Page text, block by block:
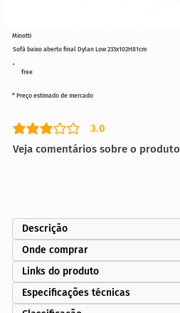
free
Sofá baixo aberto final Dylan Low 233x102H81cm
3.0
classificação média é 3 de 5
Veja comentários sobre o produto
* Preço estimado de mercado
Minotti
Descrição
Onde comprar
Links do produto
Especificações técnicas